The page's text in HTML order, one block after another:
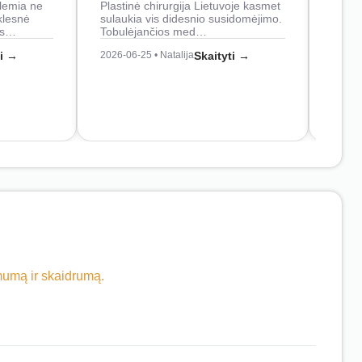
ne
→
Plastinė chirurgija Lietuvoje kasmet
sulaukia vis didesnio susidomėjimo.
Tobulėjančios med…
2026-06-25 • NatalijaSkaityti →
ir skaidrumą.